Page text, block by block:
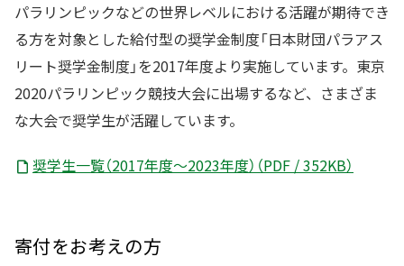
パラリンピックなどの世界レベルにおける活躍が期待でき
る方を対象とした給付型の奨学金制度「日本財団パラアス
リート奨学金制度」を2017年度より実施しています。東京
2020パラリンピック競技大会に出場するなど、さまざま
な大会で奨学生が活躍しています。
奨学生一覧（2017年度～2023年度）（PDF / 352KB）
寄付をお考えの方